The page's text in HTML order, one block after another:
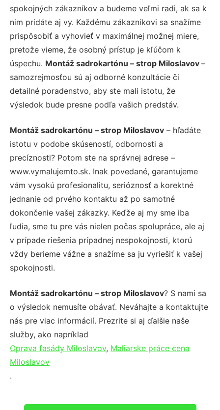
spokojných zákazníkov a budeme veľmi radi, ak sa k
nim pridáte aj vy. Každému zákazníkovi sa snažíme
prispôsobiť a vyhovieť v maximálnej možnej miere,
pretože vieme, že osobný prístup je kľúčom k
úspechu. Montáž sadrokartónu – strop Miloslavov –
samozrejmosťou sú aj odborné konzultácie či
detailné poradenstvo, aby ste mali istotu, že
výsledok bude presne podľa vašich predstáv.
Montáž sadrokartónu – strop Miloslavov – hľadáte
istotu v podobe skúseností, odbornosti a
precíznosti? Potom ste na správnej adrese –
www.vymalujemto.sk. Inak povedané, garantujeme
vám vysokú profesionalitu, serióznosť a korektné
jednanie od prvého kontaktu až po samotné
dokončenie vašej zákazky. Keďže aj my sme iba
ľudia, sme tu pre vás nielen počas spolupráce, ale aj
v prípade riešenia prípadnej nespokojnosti, ktorú
vždy berieme vážne a snažíme sa ju vyriešiť k vašej
spokojnosti.
Montáž sadrokartónu – strop Miloslavov? S nami sa
o výsledok nemusíte obávať. Neváhajte a kontaktujte
nás pre viac informácií. Prezrite si aj ďalšie naše
služby, ako napríklad
Oprava fasády Miloslavov, Maliarske práce cena
Miloslavov
.